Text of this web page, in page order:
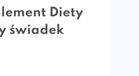
Diety
świadek